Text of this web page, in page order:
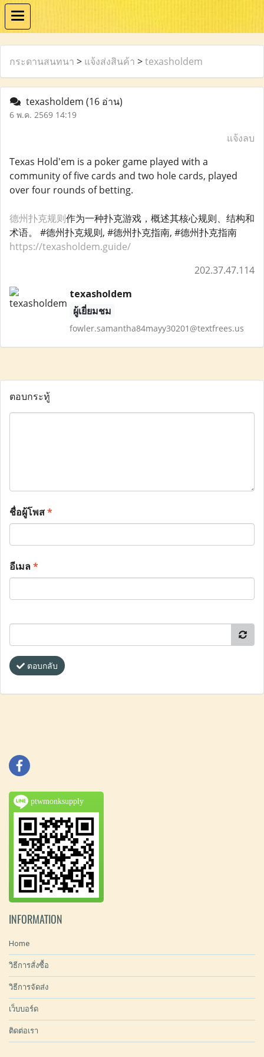
กระดานสนทนา > แจ้งส่งสินค้า >texasholdem
texasholdem (16 อ่าน)
6 พ.ค. 2569 14:19
แจ้งลบ
Texas Hold'em is a poker game played with a
community of five cards and two hole cards, played
over four rounds of betting.
德州扑克规则作为一种扑克游戏，概述其核心规则、结构和
术语。 #德州扑克规则, #德州扑克指南, #德州扑克指南
https://texasholdem.guide/
202.37.47.114
texasholdem
ผู้เยี่ยมชม
fowler.samantha84mayy30201@textfrees.us
ตอบกระทู้
ชื่อผู้โพส*
อีเมล*
ตอบกลับ
ptwmonksupply
INFORMATION
Home
วิธีการสั่งซื้อ
วิธีการจัดส่ง
เว็บบอร์ด
ติดต่อเรา